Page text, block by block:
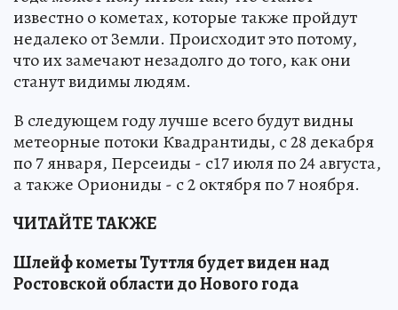
известно о кометах, которые также пройдут
недалеко от Земли. Происходит это потому,
что их замечают незадолго до того, как они
станут видимы людям.
В следующем году лучше всего будут видны
метеорные потоки Квадрантиды, с 28 декабря
по 7 января, Персеиды - с17 июля по 24 августа,
а также Ориониды - с 2 октября по 7 ноября.
ЧИТАЙТЕ ТАКЖЕ
Шлейф кометы Туттля будет виден над
Ростовской области до Нового года